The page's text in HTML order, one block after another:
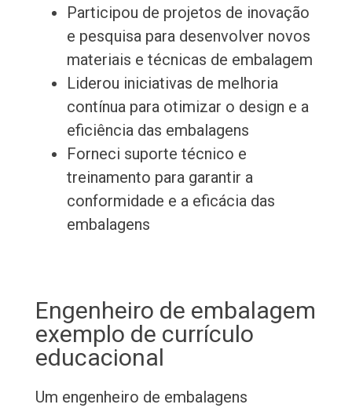
Participou de projetos de inovação
e pesquisa para desenvolver novos
materiais e técnicas de embalagem
Liderou iniciativas de melhoria
contínua para otimizar o design e a
eficiência das embalagens
Forneci suporte técnico e
treinamento para garantir a
conformidade e a eficácia das
embalagens
Engenheiro de embalagem
exemplo de currículo
educacional
Um engenheiro de embalagens